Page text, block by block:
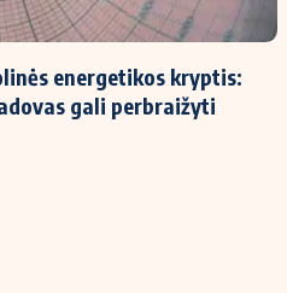
Titulinis
Nedarbo išmokos skaičiuoklė
energetikos kryptis:
gali perbraižyti